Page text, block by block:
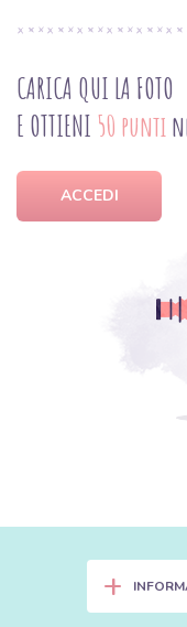
CARICA QUI LA FOTO
E OTTIENI 50 punti
ACCEDI
+